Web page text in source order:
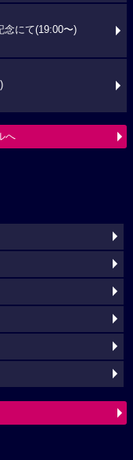
念にて(19:00〜)
へ